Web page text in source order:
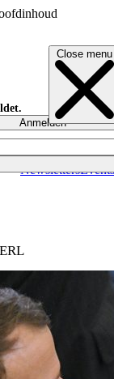
Close menu
NewslettersEvents
Anmelden